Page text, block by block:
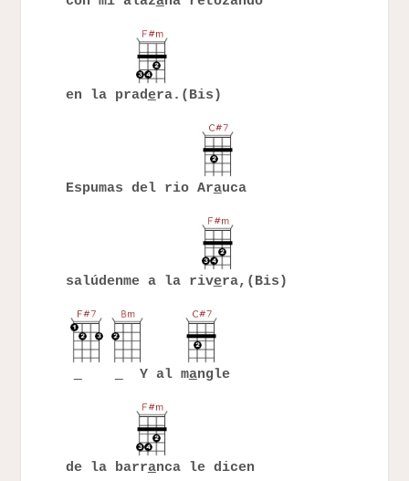
en la pradera.(Bis)
Espumas del rio Arauca
salúdenme a la rivera,(Bis)
Y al mangle
de la barranca le dicen